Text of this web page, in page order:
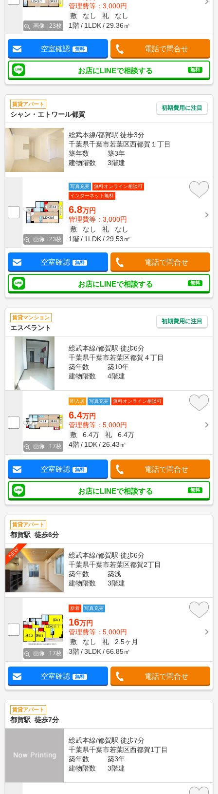
画像 : 23枚
管理費等：3,000円
敷
なし 礼
なし
1階
1LDK 29.36㎡
空室確認 無料 電話で問合せ
お店にLINEで相談する 無料
賃貸アパート
シャン・エトワール都賀
初期費用に注目
総武本線/都賀駅 徒歩3分
千葉県千葉市若葉区西都賀１丁目
築年数
築3年
建物階数
3階建
画像 : 23枚
写真充実
無料オンライン相談可
インターネット無料
6.8万円
管理費等：3,000円
敷
なし 礼
なし
1階
1LDK 29.53㎡
空室確認 無料 電話で問合せ
お店にLINEで相談する 無料
賃貸マンション
エスペラント
初期費用に注目
総武本線/都賀駅 徒歩6分
千葉県千葉市若葉区都賀４丁目
築年数
築10年
建物階数
4階建
画像 : 17枚
即入居 写真充実 無料オンライン相談可
6.4万円
管理費等：5,000円
敷
6.4万 礼
6.4万
4階
1DK 26.43㎡
空室確認 無料 電話で問合せ
お店にLINEで相談する 無料
賃貸アパート
都賀駅 徒歩6分
NEW
総武本線/都賀駅 徒歩6分
千葉県千葉市若葉区都賀2丁目
築年数
築浅
建物階数
3階建
画像 : 17枚
新着 写真充実
16万円
管理費等：5,000円
敷
なし 礼
2.5ヶ月
3階
3LDK 66.85㎡
空室確認 無料 電話で問合せ
賃貸アパート
都賀駅 徒歩7分
総武本線/都賀駅 徒歩7分
千葉県千葉市若葉区西都賀1丁目
築年数
築3年
建物階数
3階建